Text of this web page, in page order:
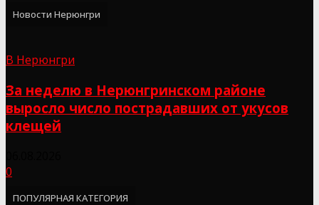
Новости Нерюнгри
В Нерюнгри
За неделю в Нерюнгринском районе
выросло число пострадавших от укусов
клещей
0
ПОПУЛЯРНАЯ КАТЕГОРИЯ